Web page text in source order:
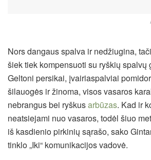
Nors dangaus spalva ir nedžiugina,
šiek tiek kompensuoti su ryškių spalvų
Geltoni persikai, įvairiaspalviai
šilauogės ir žinoma, visos vasaros
nebrangus bei ryškusarbūzas. Kad ir
neatsiejami nuo vasaros, todėl šiuo
iš kasdienio pirkinių sąrašo, sako
tinklo „Iki“ komunikacijos vadovė.